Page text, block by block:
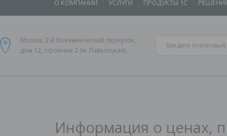
О КОМПАНИИ УСЛУГИ ПРОДУКТЫ 1С
Москва, 2-й Кожевнический переулок,
дом 12, строение 2 (м. Павелецкая).
Информация о ценах,